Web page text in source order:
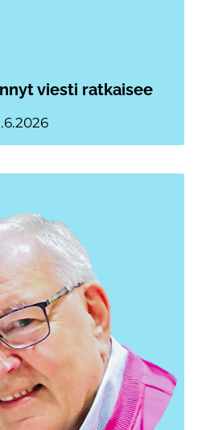
viesti ratkaisee